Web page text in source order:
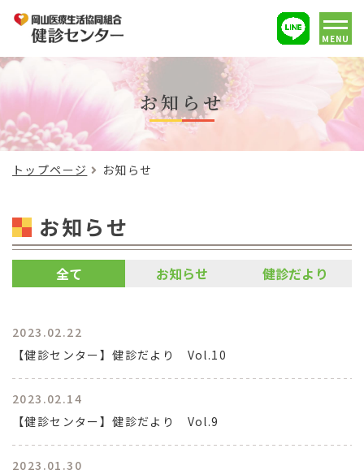
MENU
お知らせ
トップページ お知らせ
お知らせ
全て お知らせ 健診だより
2023.02.22
【健診センター】健診だより Vol.10
2023.02.14
【健診センター】健診だより Vol.9
2023.01.30